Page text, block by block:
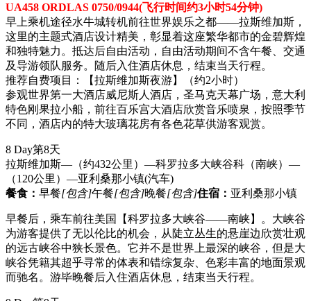
UA458 ORDLAS 0750/0944(飞行时间约3小时54分钟)
早上乘机途径水牛城转机前往世界娱乐之都——拉斯维加斯，
这里的主题式酒店设计精美，彰显着这座繁华都市的金碧辉煌
和独特魅力。抵达后自由活动，自由活动期间不含午餐、交通
及导游领队服务。随后入住酒店休息，结束当天行程。
推荐自费项目：【拉斯维加斯夜游】（约2小时）
参观世界第一大酒店威尼斯人酒店，圣马克天幕广场，意大利
特色刚果拉小船，前往百乐宫大酒店欣赏音乐喷泉，按照季节
不同，酒店内的特大玻璃花房有各色花草供游客观赏。
8 Day第8天
拉斯维加斯—（约432公里）—科罗拉多大峡谷科（南峡）—
（120公里）—亚利桑那小镇(汽车)
餐食： 早餐[包含]午餐[包含]晚餐[包含]住宿： 亚利桑那小镇
早餐后，乘车前往美国【科罗拉多大峡谷——南峡】。大峡谷
为游客提供了无以伦比的机会，从陡立丛生的悬崖边欣赏壮观
的远古峡谷中狭长景色。它并不是世界上最深的峡谷，但是大
峡谷凭籍其超乎寻常的体表和错综复杂、色彩丰富的地面景观
而驰名。游毕晚餐后入住酒店休息，结束当天行程。